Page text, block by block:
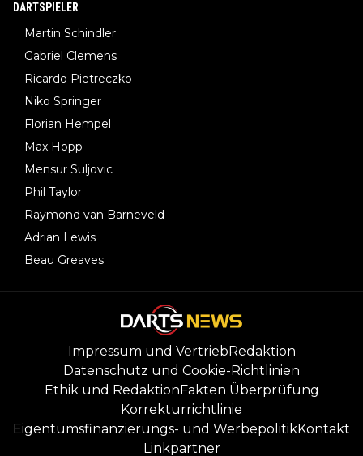
DARTSPIELER
Martin Schindler
Gabriel Clemens
Ricardo Pietreczko
Niko Springer
Florian Hempel
Max Hopp
Mensur Suljovic
Phil Taylor
Raymond van Barneveld
Adrian Lewis
Beau Greaves
Impressum und VertriebRedaktion
Datenschutz und Cookie-Richtlinien
Ethik und RedaktionFakten Überprüfung
Korrekturrichtlinie
Eigentumsfinanzierungs- und WerbepolitikKontakt
Linkpartner